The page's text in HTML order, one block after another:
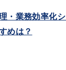
・業務効率化
めは？